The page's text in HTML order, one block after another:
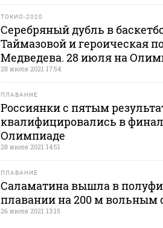
ТОКИО-2020
Серебряный дубль в
Таймазовой и героическая
Медведева. 28 июля на
28 июля 2021 17:54
ПЛАВАНИЕ
Россиянки с пятым
квалифицировались в
Олимпиаде
28 июля 2021 14:51
ПЛАВАНИЕ
Саламатина вышла в
плавании на 200 м вольным
26 июля 2021 13:15